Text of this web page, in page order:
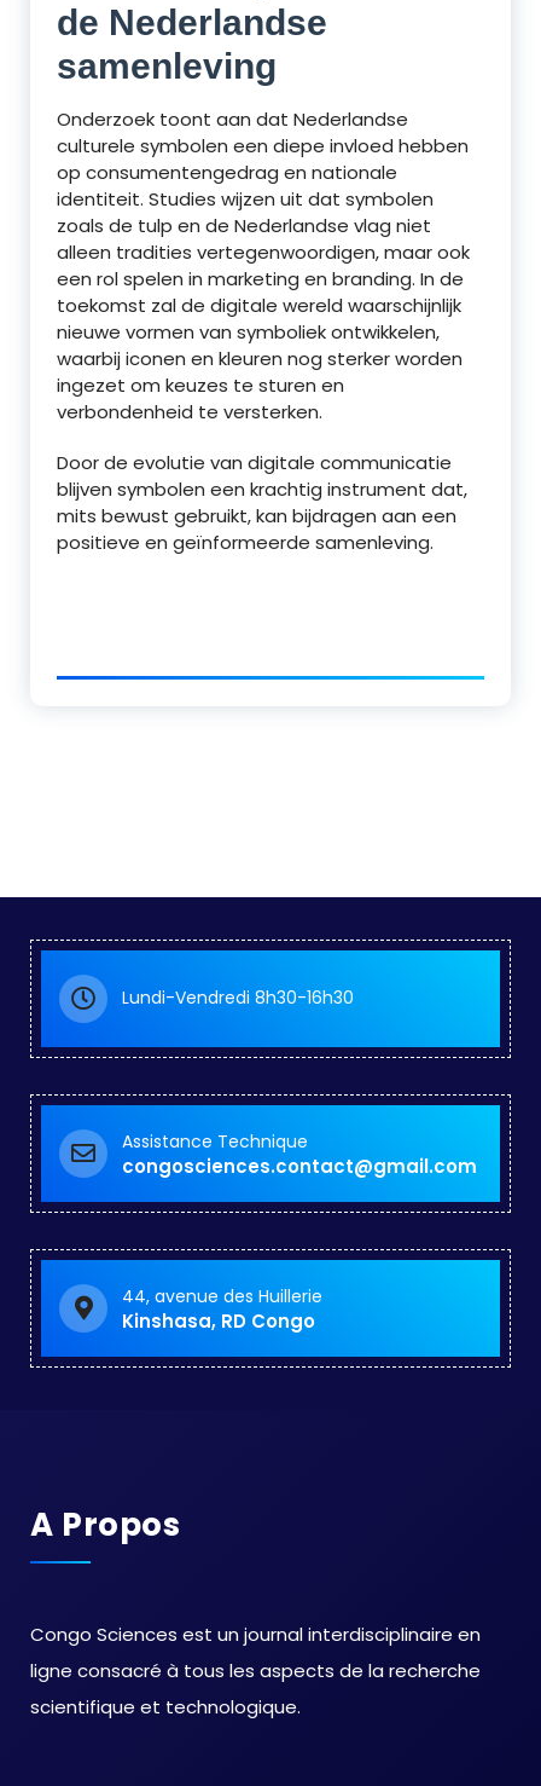
de Nederlandse
samenleving
Onderzoek toont aan dat Nederlandse
culturele symbolen een diepe invloed hebben
op consumentengedrag en nationale
identiteit. Studies wijzen uit dat symbolen
zoals de tulp en de Nederlandse vlag niet
alleen tradities vertegenwoordigen, maar ook
een rol spelen in marketing en branding. In de
toekomst zal de digitale wereld waarschijnlijk
nieuwe vormen van symboliek ontwikkelen,
waarbij iconen en kleuren nog sterker worden
ingezet om keuzes te sturen en
verbondenheid te versterken.
Door de evolutie van digitale communicatie
blijven symbolen een krachtig instrument dat,
mits bewust gebruikt, kan bijdragen aan een
positieve en geïnformeerde samenleving.
Lundi-Vendredi 8h30-16h30
Assistance Technique
congosciences.contact@gmail.com
44, avenue des Huillerie
Kinshasa, RD Congo
A Propos
Congo Sciences est un journal interdisciplinaire en
ligne consacré à tous les aspects de la recherche
scientifique et technologique.